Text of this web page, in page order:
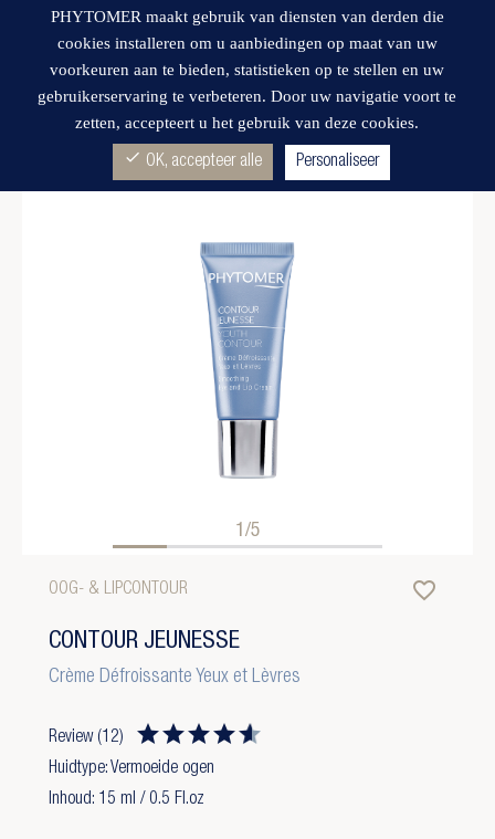
Wishlist
1/5
OOG- & LIPCONTOUR favorite_border
CONTOUR JEUNESSE
Crème Défroissante Yeux et Lèvres
Review (12)
Huidtype: Vermoeide ogen
Inhoud: 15 ml / 0.5 Fl.oz
PHYTOMER maakt gebruik van diensten van derden die
cookies installeren om u aanbiedingen op maat van uw
voorkeuren aan te bieden, statistieken op te stellen en uw
gebruikerservaring te verbeteren. Door uw navigatie voort te
zetten, accepteert u het gebruik van deze cookies.
check OK, accepteer alle Personaliseer